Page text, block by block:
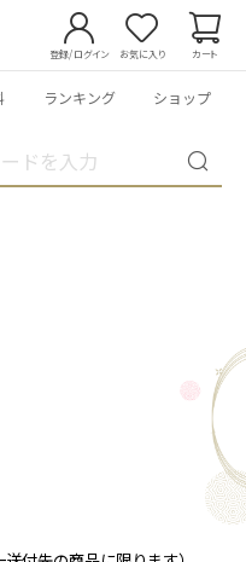
登録/ログイン お気に入り カート
ランキング ショップ